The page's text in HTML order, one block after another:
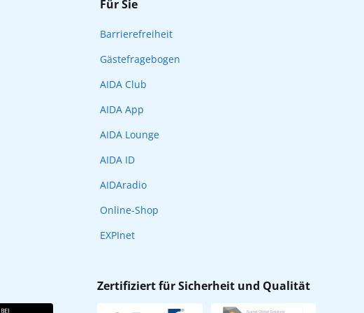
Für Sie
Barrierefreiheit
Gästefragebogen
AIDA Club
AIDA App
AIDA Lounge
AIDA ID
AIDAradio
Online-Shop
EXPInet
Zertifiziert für Sicherheit und Qualität